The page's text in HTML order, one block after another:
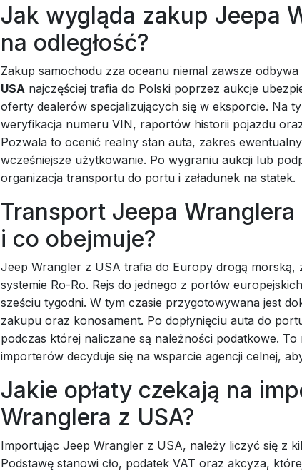
Jak wygląda zakup Jeepa
na odległość?
Zakup samochodu zza oceanu niemal zawsze odbywa
USA najczęściej trafia do Polski poprzez aukcje
oferty dealerów specjalizujących się w eksporcie. Na
weryfikacja numeru VIN, raportów historii pojazdu
Pozwala to ocenić realny stan auta, zakres
wcześniejsze użytkowanie. Po wygraniu aukcji lub
organizacja transportu do portu i załadunek na statek.
Transport Jeepa
i co obejmuje?
Jeep Wrangler z USA trafia do Europy drogą
systemie Ro-Ro. Rejs do jednego z portów
sześciu tygodni. W tym czasie przygotowywana jest
zakupu oraz konosament. Po dopłynięciu auta do
podczas której naliczane są należności podatkowe.
importerów decyduje się na wsparcie agencji celnej,
Jakie opłaty czekają na
Wranglera z USA?
Importując Jeep Wrangler z USA, należy liczyć się z
Podstawę stanowi cło, podatek VAT oraz akcyza,